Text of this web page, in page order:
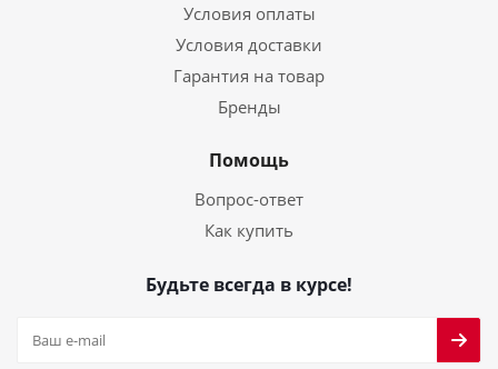
Условия оплаты
Условия доставки
Гарантия на товар
Бренды
Помощь
Вопрос-ответ
Как купить
Будьте всегда в курсе!